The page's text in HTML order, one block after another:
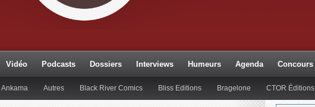
Vidéo Podcasts Dossiers Interviews Humeurs Agenda Concours
Ankama Autres Black River Comics Bliss Editions Bragelone CTOR Éditions